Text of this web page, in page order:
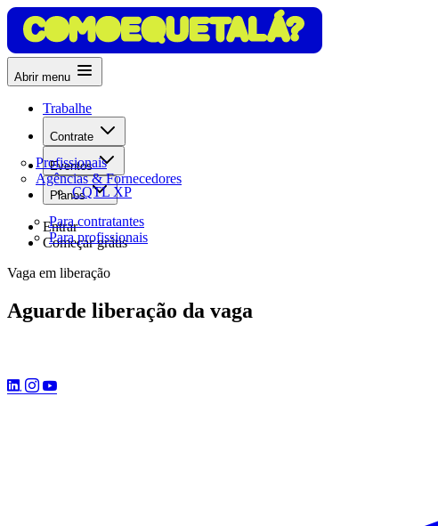
Abrir menu
Trabalhe
Contrate
Profissionais
Agências & Fornecedores
Eventos
CQTL XP
Planos
Para contratantes
Para profissionais
Entrar
Começar grátis
Vaga em liberação
Aguarde liberação da vaga